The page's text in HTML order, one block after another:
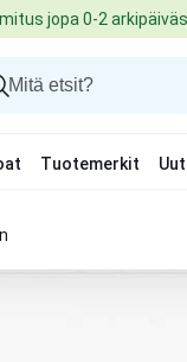
jopa 0-2
Tuotemerkit